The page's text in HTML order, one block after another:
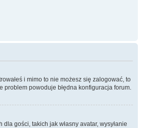
i mimo to nie możesz się zalogować, to
problem powoduje błędna konfiguracja forum.
gości, takich jak własny avatar, wysyłanie